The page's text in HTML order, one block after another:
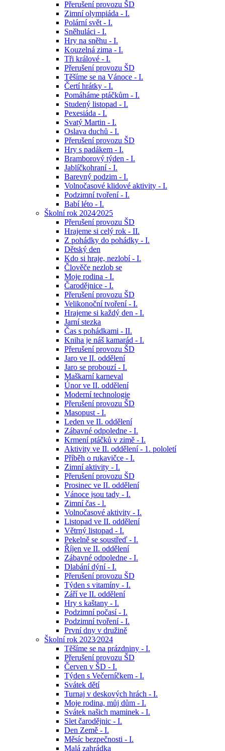
Přerušení provozu ŠD
Zimní olympiáda - I.
Polární svět - I.
Sněhuláci - I.
Hry na sněhu - I.
Kouzelná zima - I.
Tři králové - I.
Přerušení provozu ŠD
Těšíme se na Vánoce - I.
Čertí hrátky - I.
Pomáháme ptáčkům - I.
Studený listopad - I.
Pexesiáda - I.
Svatý Martin - I.
Oslava duchů - I.
Přerušení provozu ŠD
Hry s padákem - I.
Bramborový týden - I.
Jablíčkohraní - I.
Barevný podzim - I.
Volnočasové klidové aktivity - I.
Podzimní tvoření - I.
Babí léto - I.
Školní rok 2024⁄2025
Přerušení provozu ŠD
Hrajeme si celý rok - II.
Z pohádky do pohádky - I.
Dětský den
Kdo si hraje, nezlobí - I.
Člověče nezlob se
Moje rodina - I.
Čarodějnice - I.
Přerušení provozu ŠD
Velikonoční tvoření - I.
Hrajeme si každý den - I.
Jarní stezka
Čas s pohádkami - II.
Kniha je náš kamarád - I.
Přerušení provozu ŠD
Jaro ve II. oddělení
Jaro se probouzí - I.
Maškarní karneval
Únor ve II. oddělení
Moderní technologie
Přerušení provozu ŠD
Masopust - I.
Leden ve II. oddělení
Zábavné odpoledne - I.
Krmení ptáčků v zimě - I.
Aktivity ve II. oddělení - 1. pololetí
Příběh o rukavičce - I.
Zimní aktivity - I.
Přerušení provozu ŠD
Prosinec ve II. oddělení
Vánoce jsou tady - I.
Zimní čas - l.
Volnočasové aktivity - I.
Listopad ve II. oddělení
Větrný listopad - I.
Pekelně se soustřeď - I.
Říjen ve II. oddělení
Zábavné odpoledne - I.
Dlabání dýní - I.
Přerušení provozu ŠD
Týden s vitamíny - I.
Září ve II. oddělení
Hry s kaštany - I.
Podzimní počasí - I.
Podzimní tvoření - I.
První dny v družině
Školní rok 2023⁄2024
Těšíme se na prázdniny - I.
Přerušení provozu ŠD
Červen v ŠD - I.
Týden s Večerníčkem - I.
Svátek dětí
Turnaj v deskových hrách - I.
Moje rodina, můj dům - I.
Svátek našich maminek - I.
Slet čarodějnic - I.
Den Země - I.
Měsíc bezpečnosti - I.
Malá zahrádka